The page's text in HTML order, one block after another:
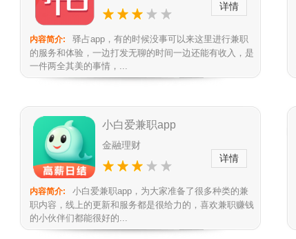
详情
内容简介:
驿占app，有的时候没事可以来这里进行兼职
的服务和体验，一边打发无聊的时间一边还能有收入，是
一件两全其美的事情，...
小白爱兼职app
金融理财
详情
内容简介:
小白爱兼职app，为大家准备了很多种类的兼
职内容，线上的更新和服务都是很给力的，喜欢兼职赚钱
的小伙伴们都能很好的...